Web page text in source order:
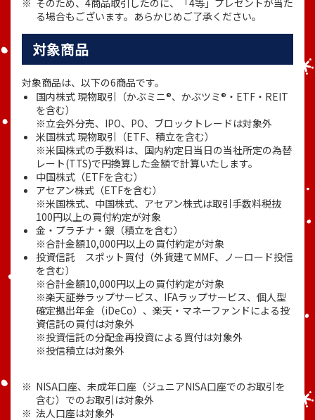
そのため、4商品取引したのに、「4等」プレゼントが当た
る場合もございます。あらかじめご了承ください。
対象商品
対象商品は、以下の6商品です。
国内株式 現物取引（かぶミニ®、かぶツミ® ・ETF・REIT
を含む）
※立会外分売、IPO、PO、ブロックトレードは対象外
米国株式 現物取引（ETF、積立を含む）
※米国株式の手数料は、国内約定日当日の当社所定の為替
レート(TTS)で円換算した金額で計算いたします。
中国株式（ETFを含む）
アセアン株式（ETFを含む）
※米国株式、中国株式、アセアン株式は取引手数料税抜
100円以上の買付約定が対象
金・プラチナ・銀（積立を含む）
※合計金額10,000円以上の買付約定が対象
投資信託 スポット買付（外貨建てMMF、ノーロード投信
を含む）
※合計金額10,000円以上の買付約定が対象
※楽天証券ラップサービス、IFAラップサービス、個人型
確定拠出年金（iDeCo）、楽天・マネーファンドによる投
資信託の買付は対象外
※投資信託の分配金再投資による買付は対象外
※投信積立は対象外
NISA口座、未成年口座（ジュニアNISA口座でのお取引を
含む）でのお取引は対象外
法人口座は対象外